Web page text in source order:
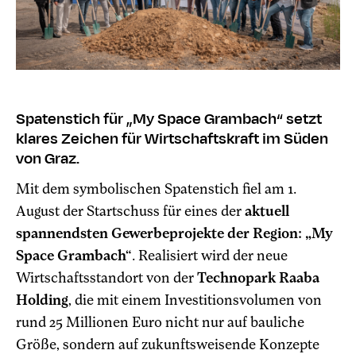
Spatenstich für „My Space Grambach“ setzt
klares Zeichen für Wirtschaftskraft im Süden
von Graz.
Mit dem symbolischen Spatenstich fiel am 1.
August der Startschuss für eines deraktuell
spannendsten Gewerbeprojekte der Region: „My
Space Grambach“. Realisiert wird der neue
Wirtschaftsstandort von derTechnopark Raaba
Holding, die mit einem Investitionsvolumen von
rund 25 Millionen Euro nicht nur auf bauliche
Größe, sondern auf zukunftsweisende Konzepte